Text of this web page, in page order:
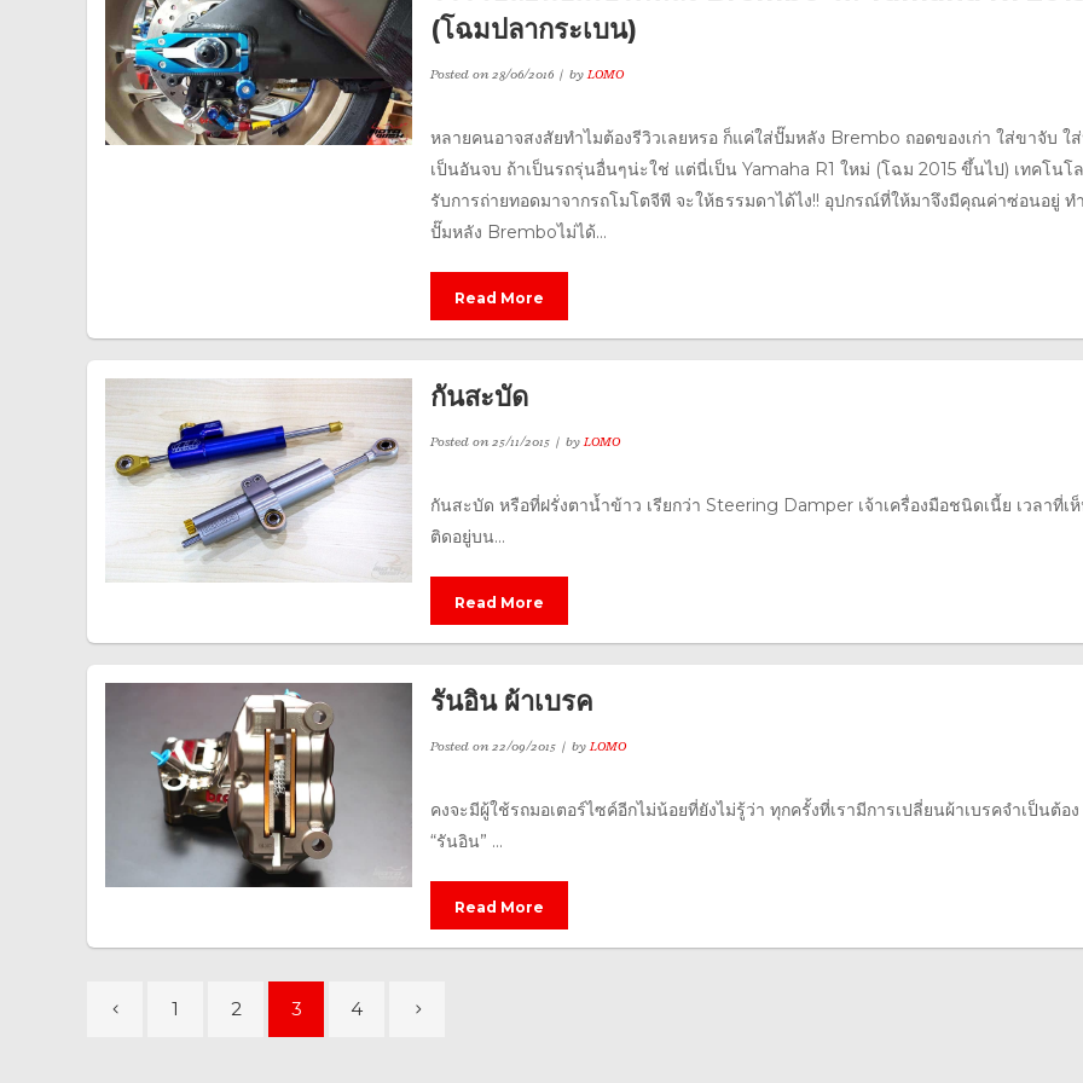
(โฉมปลากระเบน)
Posted on28/06/2016 byLOMO
หลายคนอาจสงสัยทำไมต้องรีวิวเลยหรอ ก็แค่ใส่ปั๊มหลัง Brembo ถอดของเก่า ใส่ขาจับ ใ
เป็นอันจบ ถ้าเป็นรถรุ่นอื่นๆน่ะใช่ แต่นี่เป็น Yamaha R1 ใหม่ (โฉม 2015 ขึ้นไป) เทคโนโ
รับการถ่ายทอดมาจากรถโมโตจีพี จะให้ธรรมดาได้ไง!! อุปกรณ์ที่ให้มาจึงมีคุณค่าซ่อนอยู่ ท
ปั๊มหลัง Bremboไม่ได้...
Read More
กันสะบัด
Posted on25/11/2015 byLOMO
กันสะบัด หรือที่ฝรั่งตาน้ำข้าว เรียกว่า Steering Damper เจ้าเครื่องมือชนิดเนี้ย เวลาที่เ
ติดอยู่บน...
Read More
รันอิน ผ้าเบรค
Posted on22/09/2015 byLOMO
คงจะมีผู้ใช้รถมอเตอร์ไซค์อีกไม่น้อยที่ยังไม่รู้ว่า ทุกครั้งที่เรามีการเปลี่ยนผ้าเบรคจำเป็นต้อง
“รันอิน” ...
Read More
1 2 3 4